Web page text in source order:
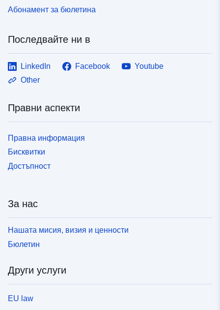
Абонамент за бюлетина
Последвайте ни в
LinkedIn Facebook
Youtube
Other
Правни аспекти
Правна информация
Бисквитки
Достъпност
За нас
Нашата мисия, визия и ценности
Бюлетин
Други услуги
EU law